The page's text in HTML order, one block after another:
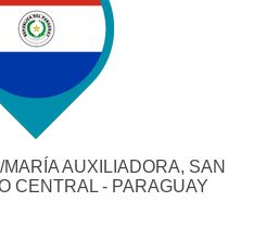
AUXILIADORA, SAN
CENTRAL - PARAGUAY